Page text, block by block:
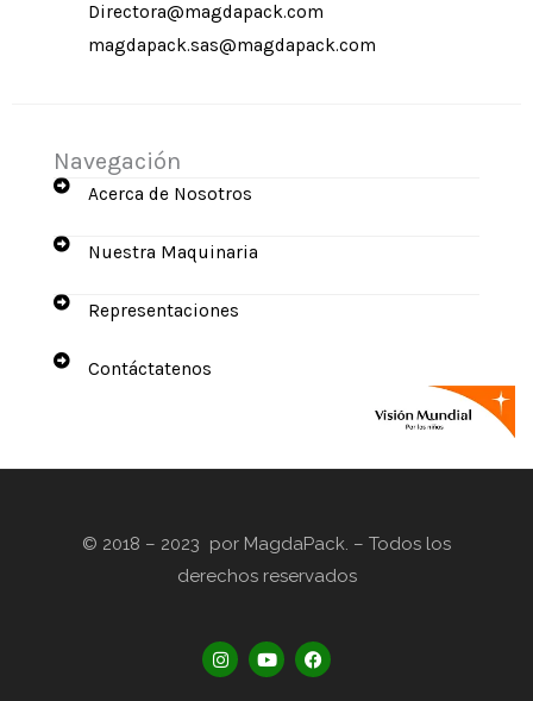
Directora@magdapack.com
magdapack.sas@magdapack.com
Navegación
Acerca de Nosotros
Nuestra Maquinaria
Representaciones
Contáctatenos
© 2018 – 2023 por MagdaPack. – Todos los
derechos reservados
I
n
Y
o
F
a